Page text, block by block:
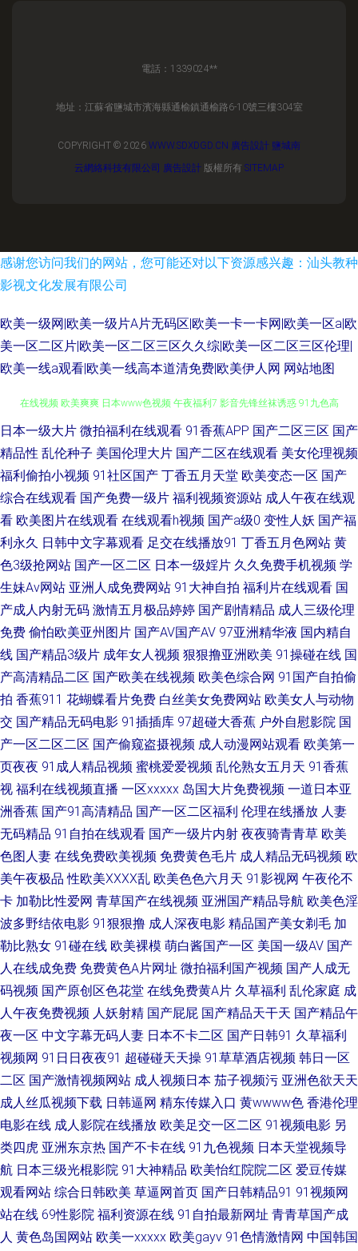
電話：1339024**
地址：江蘇省鹽城市濱海縣通榆鎮通榆路6-10號三樓304室
COPYRIGHT © 2026 WWW.SDXDGD.CN 廣告設計 鹽城南
云網絡科技有限公司 廣告設計 版權所有 SITEMAP
感谢您访问我们的网站，您可能还对以下资源感兴趣：汕头教种
影视文化发展有限公司
欧美一级网|欧美一级片A片无码区|欧美一卡一卡网|欧美一区a|欧
美一区二区片|欧美一区二区三区久久综|欧美一区二区三区伦理|
欧美一线a观看|欧美一线高本道清免费|欧美伊人网 网站地图
福利视频在线导航 色色成人电影 国产超碰青青草 激情五月天宗合 久久伊人
在线视频 欧美爽爽 日本www色视频 午夜福利7 影音先锋丝袜诱惑 91九色高
操碰在线 韩国男女做爱 久久情爱网 欧美性爱先锋 日韩色图合集 午夜剧场老
司机 伊人在线欧洲 91黄色爆菊 99在线小视 av一区二区三区 国产综合三级
精品国产九九九 欧美色网1区 人人操人人干网 午夜av伦理片 亚洲AV色导航
黄网在线看可下载 欧洲视频一区 91干逼电影网 AV性爱在线 超碰大青青97
国产成人福利导航 韩日AV免费影院 精品在线视频91 欧美三级专区 青青草国
产播放 日本人日 天天透天天干 亚洲变态性爱网 中文字幕日韩专区 91黄色电
影院 91福利老司机 91社私密麻豆 91只有精品 99热在 国家密码2 偷拍偷窥
婷婷视频 WWW85播播 福利导航久久 国产ts豆花 精东影业蜜桃91 老湿影院
色情网占 自慰综合网 91狼友在线观看 99热主页 白浆喷水逼特写 国产理论在
线观看 精品色色 久久微拍网 91桃花福利 狠狠干中文字幕 伦理片大香蕉 欧
美极限扩肛 日韩1234区 色色五月天网站 五月天福利影院 亚洲色图私拍91
91成人社区 AV在线久草 肏屄一区二区三 东方AV在线播放 国区一区二区视频
国产传媒 超碰在线97观看 国产高潮免费 国产久草免费 久久av资源 91福利视
频网站 女优在线观看 深夜福利传媒精品 91超碰网址 97爱爱电影 www久久
人妻 成人青青草久久 国产精品传媒久久 久操婷婷福利姬 欧美a日 日韩日日
操 午夜导航福利视频 91精品高跟玉足 AV导航福利 肏逼国产 传媒在线入口
日本一级大片 微拍福利在线观看 91香蕉APP 国产二区三区 国产
精品性 乱伦种子 美国伦理大片 国产二区在线观看 美女伦理视频
福利偷拍小视频 91社区国产 丁香五月天堂 欧美变态一区 国产
综合在线观看 国产免费一级片 福利视频资源站 成人午夜在线观
看 欧美图片在线观看 在线观看h视频 国产a级0 变性人妖 国产福
利永久 日韩中文字幕观看 足交在线播放91 丁香五月色网站 黄
色3级抢网站 国产一区二区 日本一级婬片 久久免费手机视频 学
生妹Av网站 亚洲人成免费网站 91大神自拍 福利片在线观看 国
产成人内射无码 激情五月极品婷婷 国产剧情精品 成人三级伦理
免费 偷怕欧美亚州图片 国产AV国产AV 97亚洲精华液 国内精自
线 国产精品3级片 成年女人视频 狠狠撸亚洲欧美 91操碰在线 国
产高清精品二区 国产欧美在线视频 欧美色综合网 91国产自拍偷
拍 香蕉911 花蝴蝶看片免费 白丝美女免费网站 欧美女人与动物
交 国产精品无码电影 91插插库 97超碰大香蕉 户外自慰影院 国
产一区二区二区 国产偷窥盗摄视频 成人动漫网站观看 欧美第一
页夜夜 91成人精品视频 蜜桃爱爱视频 乱伦熟女五月天 91香蕉
视 福利在线视频直播 一区xxxxx 岛国大片免费视频 一道日本亚
洲香蕉 国产91高清精品 国产一区二区福利 伦理在线播放 人妻
无码精品 91自拍在线观看 国产一级片内射 夜夜骑青青草 欧美
色图人妻 在线免费欧美视频 免费黄色毛片 成人精品无码视频 欧
美午夜极品 性欧美ⅩⅩⅩⅩ乱 欧美色色六月天 91影视网 午夜伦不
卡 加勒比性爱网 青草国产在线视频 亚洲国产精品导航 欧美色淫
波多野结依电影 91狠狠撸 成人深夜电影 精品国产美女剃毛 加
勒比熟女 91碰在线 欧美裸模 萌白酱国产一区 美国一级AV 国产
人在线成免费 免费黄色A片网址 微拍福利国产视频 国产人成无
码视频 国产原创区色花堂 在线免费黄A片 久草福利 乱伦家庭 成
人午夜免费视频 人妖射精 国产屁屁 国产精品天干天 国产精品午
夜一区 中文字幕无码人妻 日本不卡二区 国产日韩91 久草福利
视频网 91日日夜夜91 超碰碰天天操 91草草酒店视频 韩日一区
二区 国产激情视频网站 成人视频日本 茄子视频污 亚洲色欲天天
成人丝瓜视频下载 日韩逼网 精东传媒入口 黄wwww色 香港伦理
电影在线 成人影院在线播放 欧美足交一区二区 91视频电影 另
类四虎 亚洲东京热 国产不卡在线 91九色视频 日本天堂视频导
航 日本三级光棍影院 91大神精品 欧美怡红院院二区 爱豆传媒
观看网站 综合日韩欧美 草逼网首页 国产日韩精品91 91视频网
站在线 69性影院 福利资源在线 91自拍最新网址 青青草国产成
人 黄色岛国网站 欧美一xxxxx 欧美gayv 91色情激情网 中国韩国